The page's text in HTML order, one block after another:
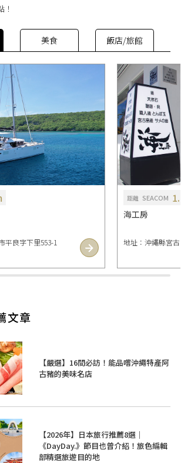
美食 飯店/旅館
平良字下里553-1
距離 SEACOM
海工房
地址：沖繩縣宮
【嚴選】16間必訪！能品嚐沖繩特產阿
古豬的美味名店
【2026年】日本旅行推薦8選｜
《DayDay.》節目也曾介紹！旅色編輯
部精選旅遊目的地